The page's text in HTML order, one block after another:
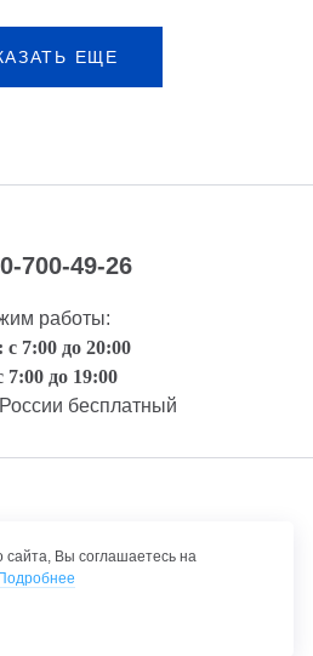
ЕЩЕ
700-49-26
работы:
с 7:00 до 20:00
7:00 до 19:00
бесплатный
продажа и обслуживание автомобилей.
сайта, Вы соглашаетесь на
Подробнее